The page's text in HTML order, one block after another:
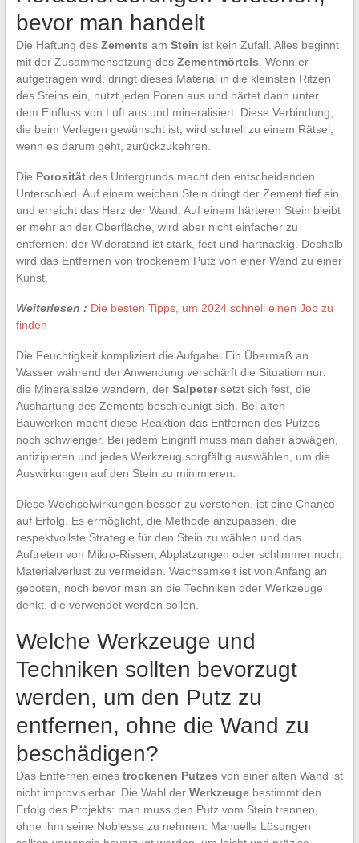
bevor man handelt
Die Haftung des Zements am Stein ist kein Zufall. Alles beginnt
mit der Zusammensetzung des Zementmörtels . Wenn er
aufgetragen wird, dringt dieses Material in die kleinsten Ritzen
des Steins ein, nutzt jeden Poren aus und härtet dann unter
dem Einfluss von Luft aus und mineralisiert. Diese Verbindung,
die beim Verlegen gewünscht ist, wird schnell zu einem Rätsel,
wenn es darum geht, zurückzukehren.
Die Porositätdes Untergrunds macht den entscheidenden
Unterschied. Auf einem weichen Stein dringt der Zement tief ein
und erreicht das Herz der Wand. Auf einem härteren Stein bleibt
er mehr an der Oberfläche, wird aber nicht einfacher zu
entfernen: der Widerstand ist stark, fest und hartnäckig. Deshalb
wird das Entfernen von trockenem Putz von einer Wand zu einer
Kunst.
Weiterlesen : Die besten Tipps, um 2024 schnell einen Job zu
finden
Die Feuchtigkeit kompliziert die Aufgabe. Ein Übermaß an
Wasser während der Anwendung verschärft die Situation nur:
die Mineralsalze wandern, der Salpetersetzt sich fest, die
Aushärtung des Zements beschleunigt sich. Bei alten
Bauwerken macht diese Reaktion das Entfernen des Putzes
noch schwieriger. Bei jedem Eingriff muss man daher abwägen,
antizipieren und jedes Werkzeug sorgfältig auswählen, um die
Auswirkungen auf den Stein zu minimieren.
Diese Wechselwirkungen besser zu verstehen, ist eine Chance
auf Erfolg. Es ermöglicht, die Methode anzupassen, die
respektvollste Strategie für den Stein zu wählen und das
Auftreten von Mikro-Rissen, Abplatzungen oder schlimmer noch,
Materialverlust zu vermeiden. Wachsamkeit ist von Anfang an
geboten, noch bevor man an die Techniken oder Werkzeuge
denkt, die verwendet werden sollen.
Welche Werkzeuge und
Techniken sollten bevorzugt
werden, um den Putz zu
entfernen, ohne die Wand zu
beschädigen?
Das Entfernen eines trockenen Putzes von einer alten Wand ist
nicht improvisierbar. Die Wahl der Werkzeugebestimmt den
Erfolg des Projekts: man muss den Putz vom Stein trennen,
ohne ihm seine Noblesse zu nehmen. Manuelle Lösungen